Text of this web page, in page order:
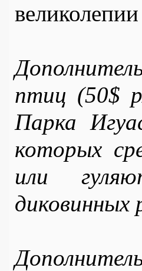
птиц (50$
Парка
которых
или
диковинных